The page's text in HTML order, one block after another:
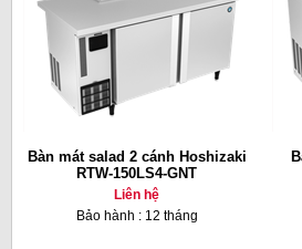
Bàn mát salad 2 cánh Hoshizaki
RTW-150LS4-GNT
Liên hệ
Bảo hành : 12 tháng